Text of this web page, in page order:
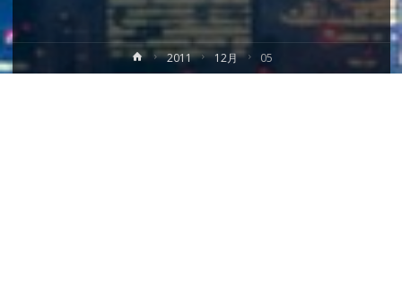
ホ
ー
2011 12月 05